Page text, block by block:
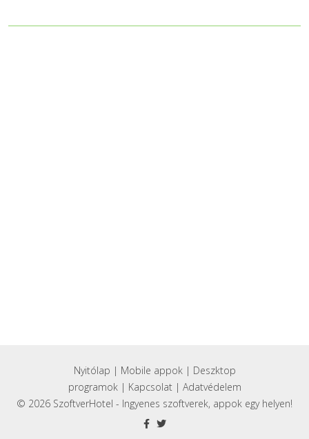
Nyitólap | Mobile appok| Deszktop
programok| Kapcsolat| Adatvédelem
© 2026 SzoftverHotel - Ingyenes szoftverek, appok egy helyen!